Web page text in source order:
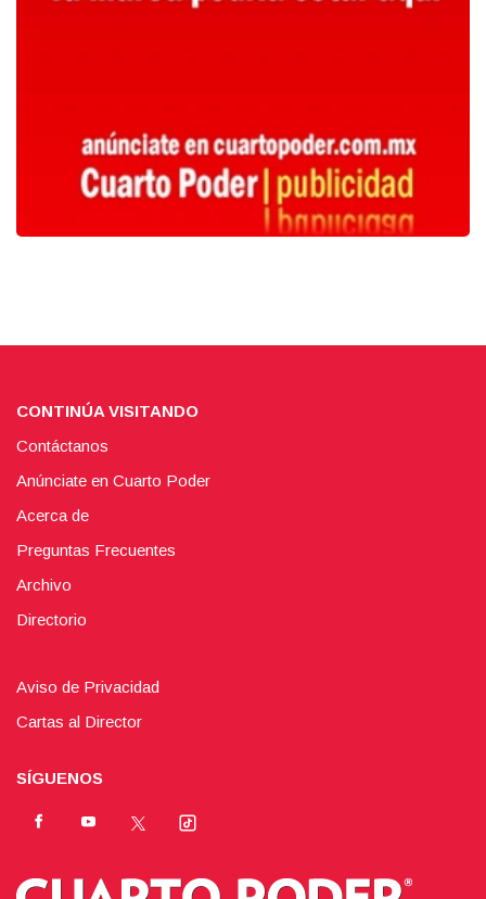
CONTINÚA VISITANDO
Contáctanos
Anúnciate en Cuarto Poder
Acerca de
Preguntas Frecuentes
Archivo
Directorio
Aviso de Privacidad
Cartas al Director
SÍGUENOS